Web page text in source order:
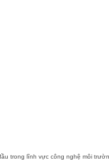
trong lĩnh vực công nghệ môi